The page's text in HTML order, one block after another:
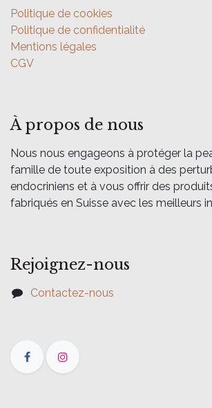
Politique de cookies
Politique de confidentialité
Mentions légales
CGV
À propos de nous
Nous nous engageons à protéger la
famille de toute exposition à des
endocriniens et à vous offrir des
fabriqués en Suisse avec les meilleurs
Rejoignez-nous
Contactez-nous